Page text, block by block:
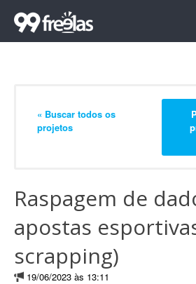
« Buscar todos os
projetos
Raspagem de
apostas
scrapping)
19/06/2023 às 13:11